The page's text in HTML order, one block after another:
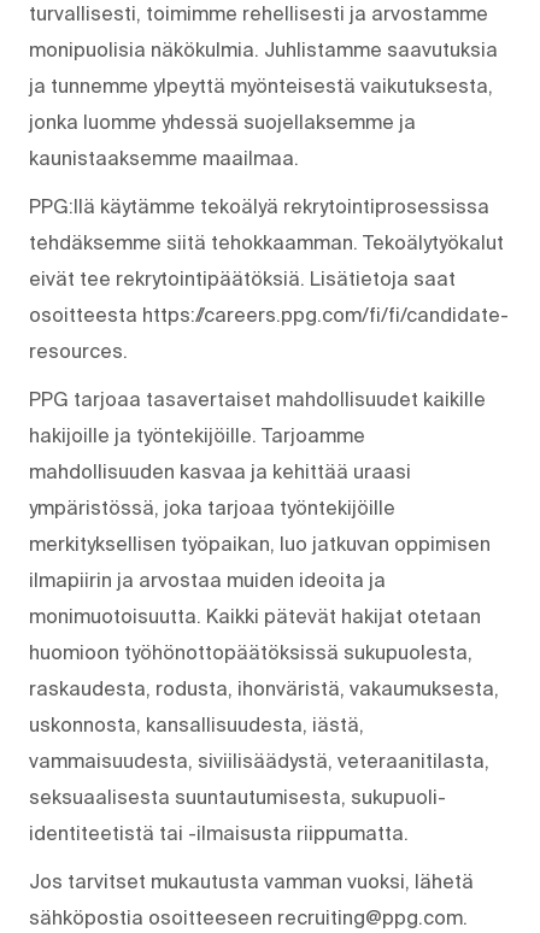
turvallisesti, toimimme rehellisesti ja arvostamme
monipuolisia näkökulmia. Juhlistamme saavutuksia
ja tunnemme ylpeyttä myönteisestä vaikutuksesta,
jonka luomme yhdessä suojellaksemme ja
kaunistaaksemme maailmaa.
PPG:llä käytämme tekoälyä rekrytointiprosessissa
tehdäksemme siitä tehokkaamman. Tekoälytyökalut
eivät tee rekrytointipäätöksiä. Lisätietoja saat
osoitteesta https://careers.ppg.com/fi/fi/candidate-
resources.
PPG tarjoaa tasavertaiset mahdollisuudet kaikille
hakijoille ja työntekijöille. Tarjoamme
mahdollisuuden kasvaa ja kehittää uraasi
ympäristössä, joka tarjoaa työntekijöille
merkityksellisen työpaikan, luo jatkuvan oppimisen
ilmapiirin ja arvostaa muiden ideoita ja
monimuotoisuutta. Kaikki pätevät hakijat otetaan
huomioon työhönottopäätöksissä sukupuolesta,
raskaudesta, rodusta, ihonväristä, vakaumuksesta,
uskonnosta, kansallisuudesta, iästä,
vammaisuudesta, siviilisäädystä, veteraanitilasta,
seksuaalisesta suuntautumisesta, sukupuoli-
identiteetistä tai -ilmaisusta riippumatta.
Jos tarvitset mukautusta vamman vuoksi, lähetä
sähköpostia osoitteeseen recruiting@ppg.com.